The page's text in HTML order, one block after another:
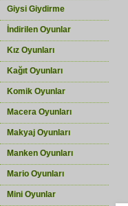
Giysi Giydirme
İndirilen Oyunlar
Kız Oyunları
Kağıt Oyunları
Komik Oyunlar
Macera Oyunları
Makyaj Oyunları
Manken Oyunları
Mario Oyunları
Mini Oyunlar